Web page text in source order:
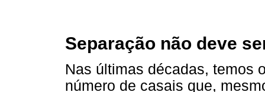
Separação não deve
Nas últimas décadas, temos
número de casais que,